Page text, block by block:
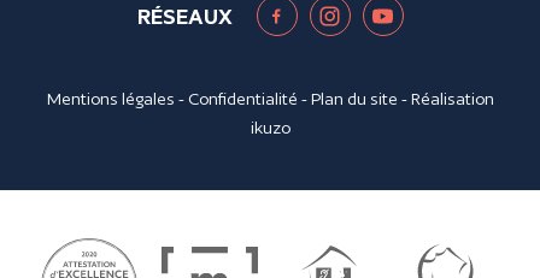
RÉSEAUX
Mentions légales - Confidentialité -Plan du site - Réalisation
ikuzo